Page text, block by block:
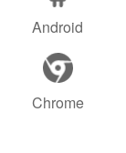
Android
Chrome